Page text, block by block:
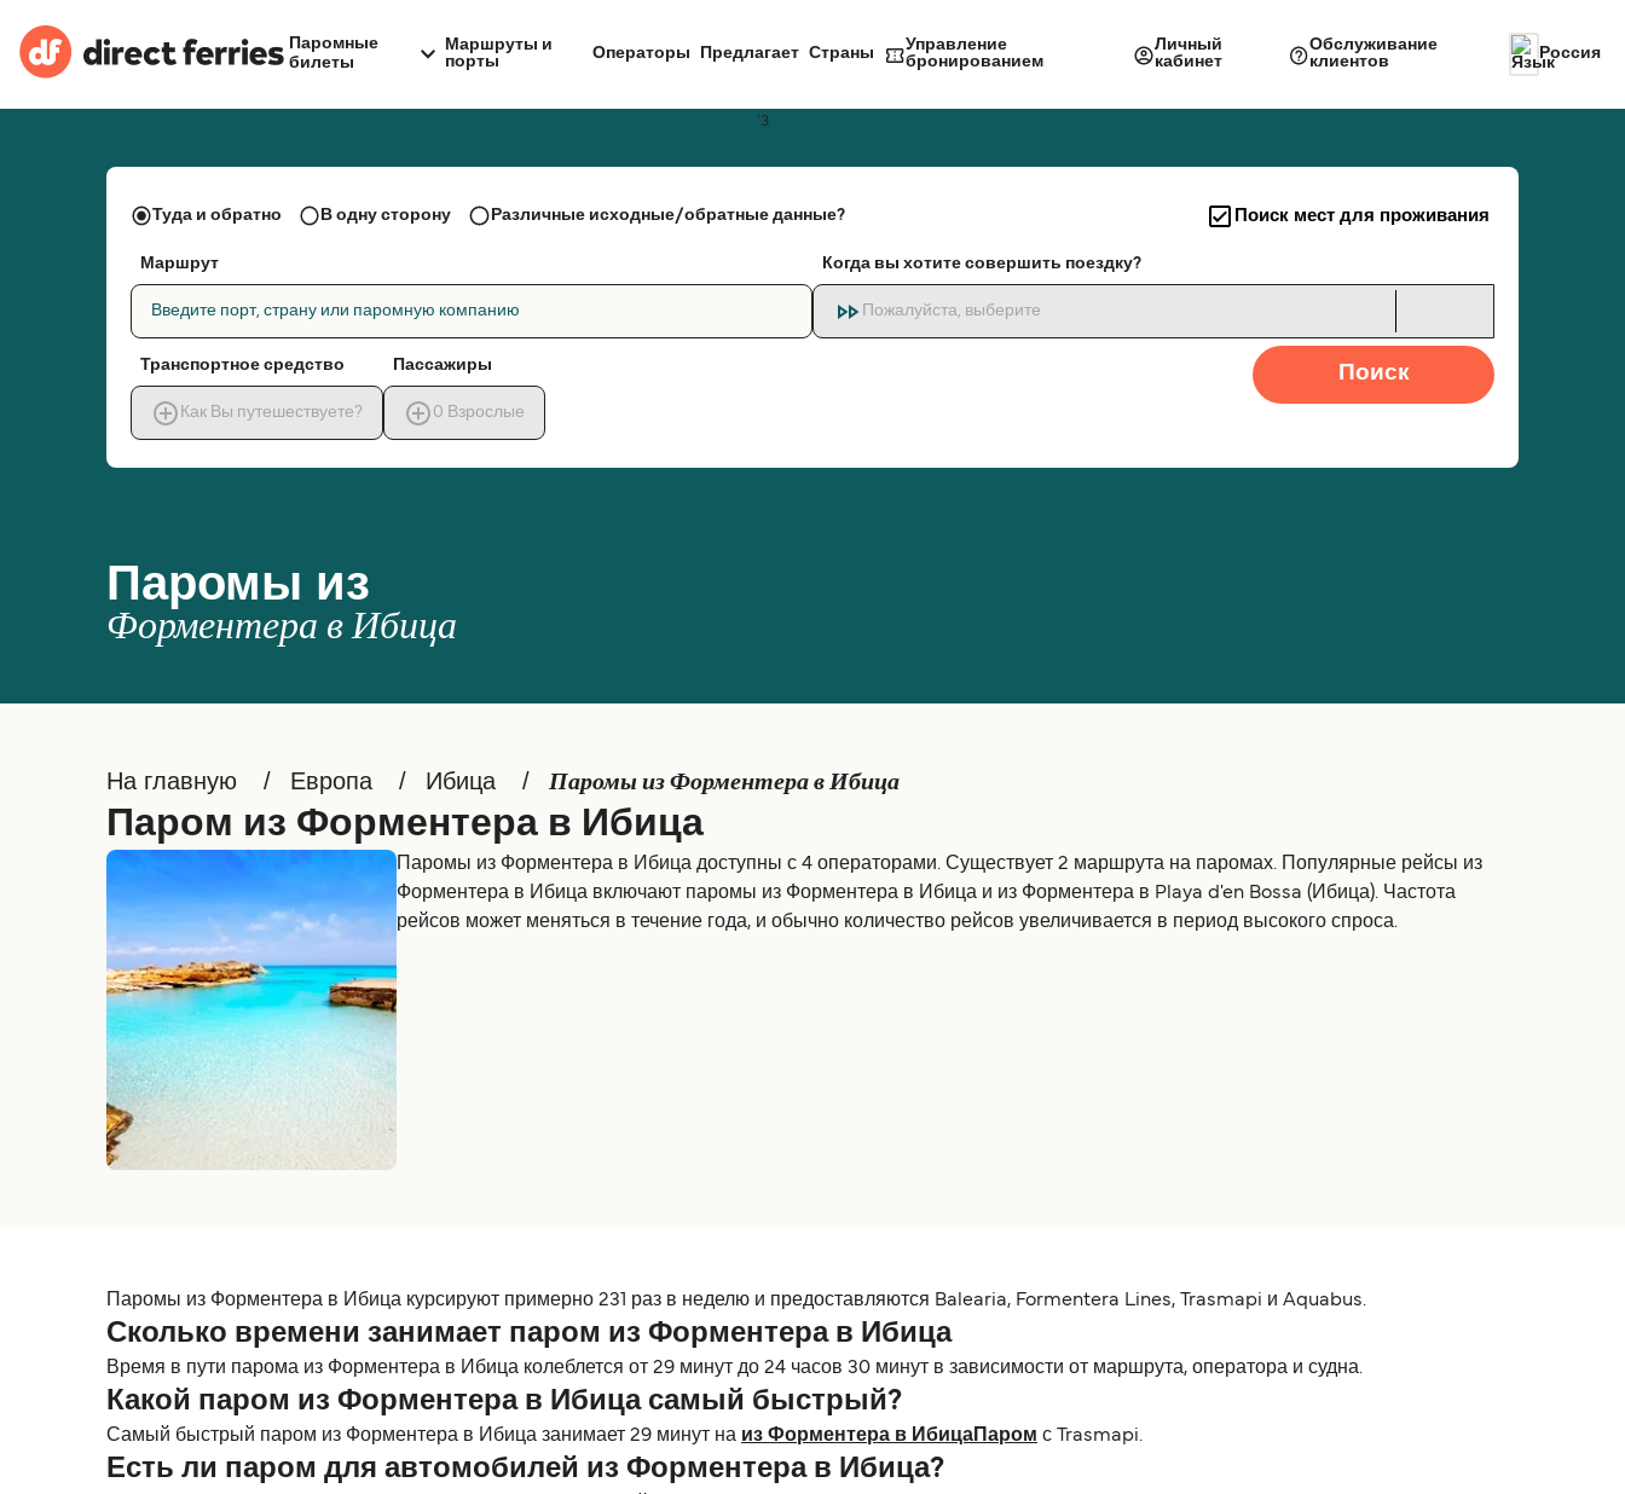
Паромные
билеты
Маршруты и
порты
Операторы Предлагает Страны
Управление
бронированием
Личный
кабинет
Обслуживание
клиентов
Россия
Паромы из
Форментера в Ибица
Туда и обратно В одну сторону Различные исходные/обратные данные? Поиск мест для проживания
Маршрут
Введите порт, страну или паромную компанию
Когда вы хотите совершить поездку?
Пожалуйста, выберите
Транспортное средство
Как Вы путешествуете?
Пассажиры
0 Взрослые
Поиск
На главную Европа Ибица Паромы из Форментера в Ибица
Паром из Форментера в Ибица
Паромы из Форментера в Ибица доступны с 4 операторами. Существует 2 маршрута на паромах. Популярные рейсы из
Форментера в Ибица включают паромы из Форментера в Ибица и из Форментера в Playa d'en Bossa (Ибица). Частота
рейсов может меняться в течение года, и обычно количество рейсов увеличивается в период высокого спроса.
Паромы из Форментера в Ибица курсируют примерно 231 раз в неделю и предоставляются Balearia, Formentera Lines, Trasmapi и Aquabus.
Сколько времени занимает паром из Форментера в Ибица
Время в пути парома из Форментера в Ибица колеблется от 29 минут до 24 часов 30 минут в зависимости от маршрута, оператора и судна.
Какой паром из Форментера в Ибица самый быстрый?
Самый быстрый паром из Форментера в Ибица занимает 29 минут на из Форментера в ИбицаПаром с Trasmapi.
Есть ли паром для автомобилей из Форментера в Ибица?